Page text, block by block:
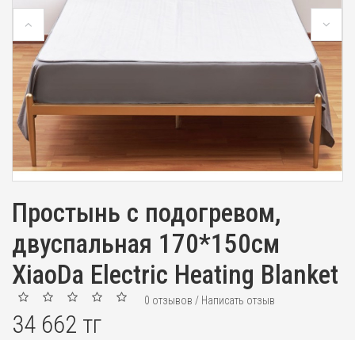
Простынь с подогревом,
двуспальная 170*150см
XiaoDa Electric Heating Blanket
0 отзывов / Написать отзыв
34 662 тг